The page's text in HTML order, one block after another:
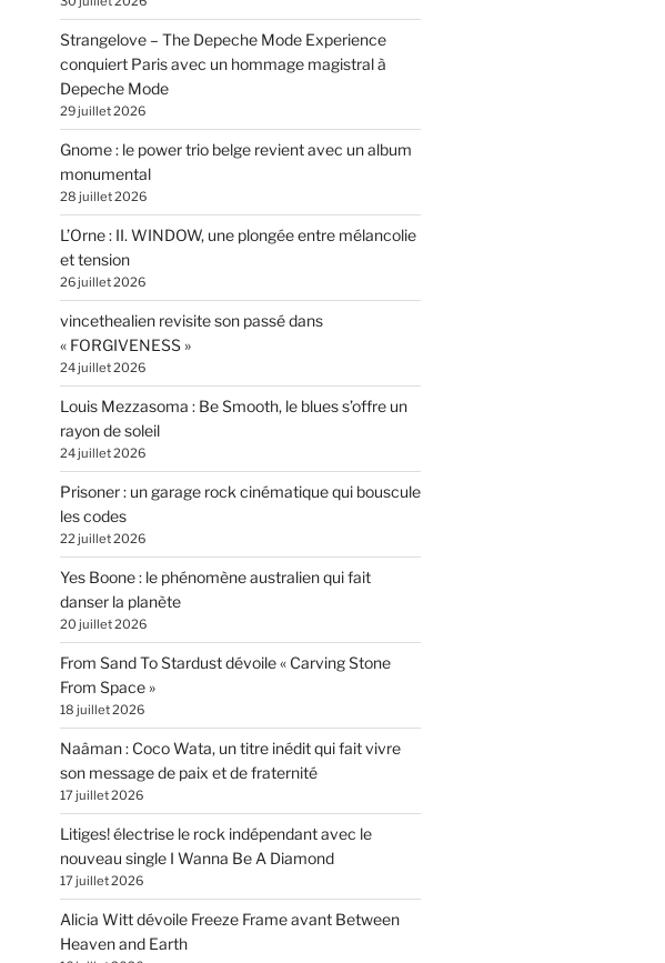
Strangelove – The Depeche Mode Experience
conquiert Paris avec un hommage magistral à
Depeche Mode
29 juillet 2026
Gnome : le power trio belge revient avec un album
monumental
28 juillet 2026
L’Orne : II. WINDOW, une plongée entre mélancolie
et tension
26 juillet 2026
vincethealien revisite son passé dans
« FORGIVENESS »
24 juillet 2026
Louis Mezzasoma : Be Smooth, le blues s’offre un
rayon de soleil
24 juillet 2026
Prisoner : un garage rock cinématique qui bouscule
les codes
22 juillet 2026
Yes Boone : le phénomène australien qui fait
danser la planète
20 juillet 2026
From Sand To Stardust dévoile « Carving Stone
From Space »
18 juillet 2026
Naâman : Coco Wata, un titre inédit qui fait vivre
son message de paix et de fraternité
17 juillet 2026
Litiges! électrise le rock indépendant avec le
nouveau single I Wanna Be A Diamond
17 juillet 2026
Alicia Witt dévoile Freeze Frame avant Between
Heaven and Earth